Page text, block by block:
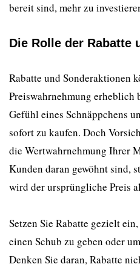
bereit sind, mehr zu
Die Rolle der Rabatte
Rabatte und Sonderaktionen
Preiswahrnehmung erheblich
Gefühl eines Schnäppchens
sofort zu kaufen. Doch
die Wertwahrnehmung Ihrer
Kunden daran gewöhnt sind,
wird der ursprüngliche Preis
Setzen Sie Rabatte gezielt
einen Schub zu geben oder
Denken Sie daran, Rabatte